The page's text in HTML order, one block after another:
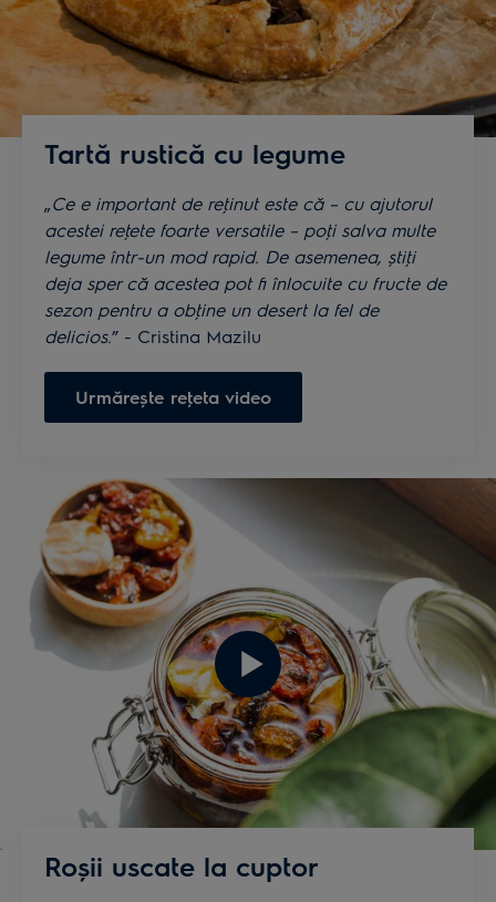
Tartă rustică cu legume
„Ce e important de reţinut este că – cu ajutorul
acestei reţete foarte versatile – poţi salva multe
legume într-un mod rapid. De asemenea, știţi
deja sper că acestea pot fi înlocuite cu fructe de
sezon pentru a obţine un desert la fel de
delicios.” - Cristina Mazilu
Urmărește reţeta video
Roșii uscate la cuptor